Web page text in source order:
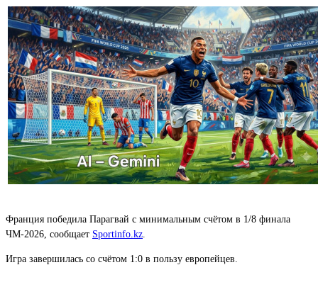
Франция победила Парагвай с минимальным счётом в 1/8 финала
ЧМ-2026, сообщает Sportinfo.kz
Игра завершилась со счётом 1:0 в пользу европейцев.